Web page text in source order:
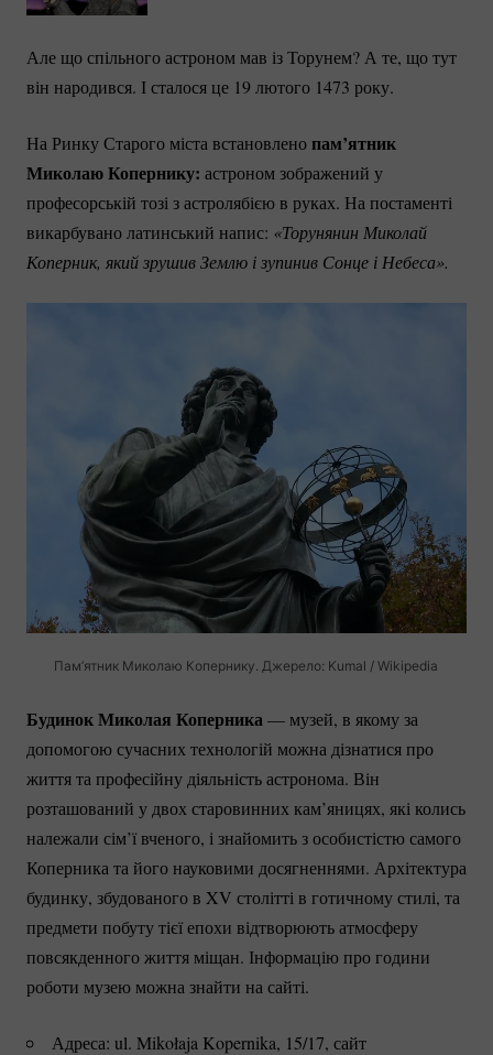
Але що спільного астроном мав із Торунем? А те, що тут
він народився. І сталося це 19 лютого 1473 року.
На Ринку Старого міста встановленопам’ятник
Миколаю Копернику: астроном зображений у
професорській тозі з астролябією в руках. На постаменті
викарбувано латинський напис: «Торунянин Миколай
Коперник, який зрушив Землю і зупинив Сонце і Небеса».
Пам’ятник Миколаю Копернику. Джерело: Kumal / Wikipedia
Будинок Миколая Коперника— музей, в якому за
допомогою сучасних технологій можна дізнатися про
життя та професійну діяльність астронома. Він
розташований у двох старовинних кам’яницях, які колись
належали сім’ї вченого, і знайомить з особистістю самого
Коперника та його науковими досягненнями. Архітектура
будинку, збудованого в XV столітті в готичному стилі, та
предмети побуту тієї епохи відтворюють атмосферу
повсякденного життя міщан. Інформацію про години
роботи музею можна знайти на сайті.
Адреса: ul. Mikołaja Kopernika, 15/17, сайт